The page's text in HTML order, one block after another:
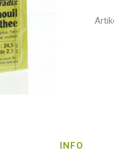
INFO